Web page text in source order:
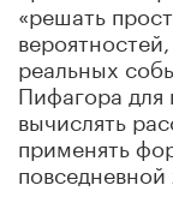
«решать
реальных
Пифагора для
вычислять
применять
повседневной